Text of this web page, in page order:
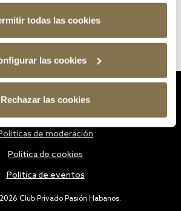
todas las cookies
las cookies
Rechazar las cookies
Club Privado Pasión Habanos.
de moderación
Política de cookies
Política de eventos